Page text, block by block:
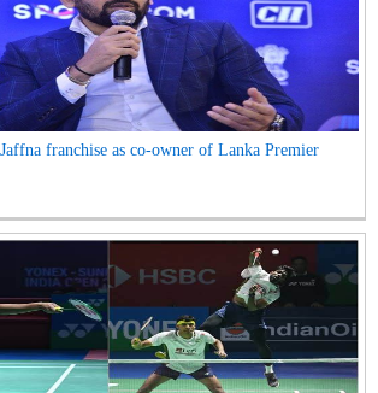
franchise as co-owner of Lanka Premier